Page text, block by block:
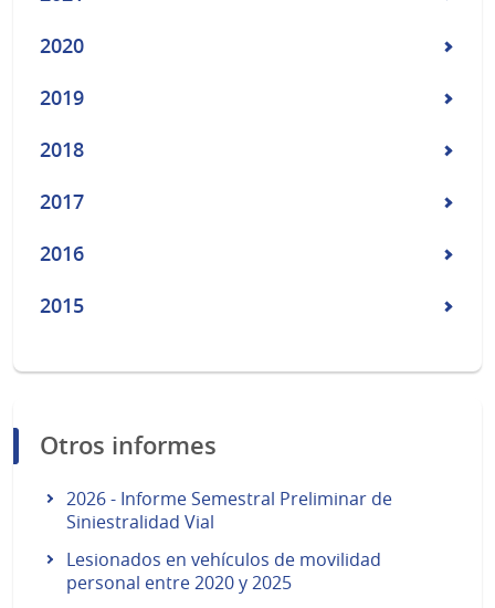
2020
2019
2018
2017
2016
2015
Otros informes
2026 - Informe Semestral Preliminar de
Siniestralidad Vial
Lesionados en vehículos de movilidad
personal entre 2020 y 2025